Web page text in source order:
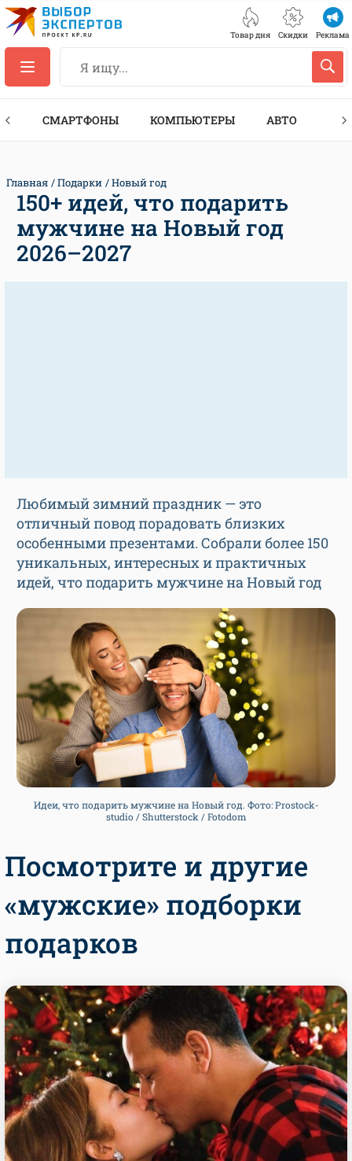
Товар дня Скидки Реклама
СМАРТФОНЫ КОМПЬЮТЕРЫ АВТО
Главная Подарки Новый год
150+ идей, что подарить
мужчине на Новый год
2026–2027
Любимый зимний праздник — это
отличный повод порадовать близких
особенными презентами. Собрали более 150
уникальных, интересных и практичных
идей, что подарить мужчине на Новый год
Идеи, что подарить мужчине на Новый год. Фото: Prostock-
studio / Shutterstock / Fotodom
Посмотрите и другие
«мужские» подборки
подарков